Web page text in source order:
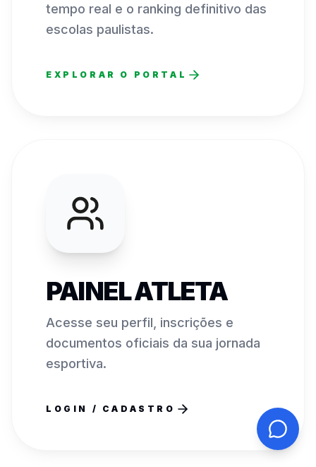
tempo real e o ranking definitivo das
escolas paulistas.
EXPLORAR O PORTAL
PAINEL ATLETA
Acesse seu perfil, inscrições e
documentos oficiais da sua jornada
esportiva.
LOGIN / CADASTRO